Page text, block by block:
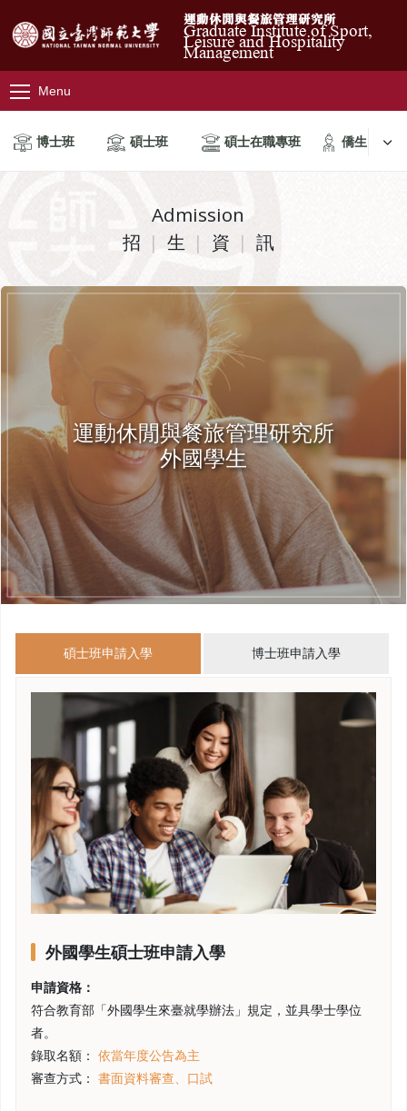
運動休閒與餐旅管理研究所
Graduate Institute of Sport,
Leisure and Hospitality
Management
Menu
博士班 碩士班 碩士在職專班 僑生
Admission
招 生 資 訊
運動休閒與餐旅管理研究所
外國學生
碩士班申請入學 博士班申請入學
外國學生碩士班申請入學
申請資格：
符合教育部 「外國學生來臺就學辦法」 規定，並具學士學位
者。
錄取名額：
依當年度公告為主
審查方式：
書面資料審查、口試